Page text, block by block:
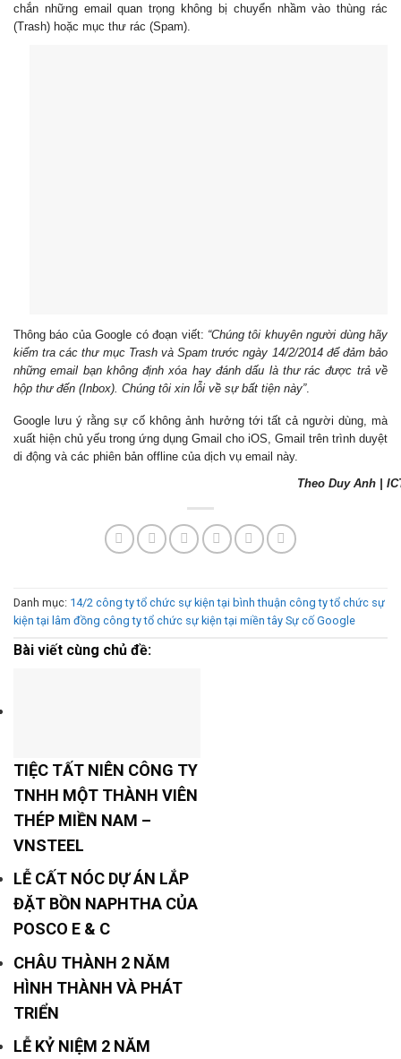
chắn những email quan trọng không bị chuyển nhầm vào thùng rác
(Trash) hoặc mục thư rác (Spam).
Thông báo của Google có đoạn viết: “Chúng tôi khuyên người dùng hãy
kiểm tra các thư mục Trash và Spam trước ngày 14/2/2014 để đảm bảo
những email bạn không định xóa hay đánh dấu là thư rác được trả về
hộp thư đến (Inbox). Chúng tôi xin lỗi về sự bất tiện này”.
Google lưu ý rằng sự cố không ảnh hưởng tới tất cả người dùng, mà
xuất hiện chủ yếu trong ứng dụng Gmail cho iOS, Gmail trên trình duyệt
di động và các phiên bản offline của dịch vụ email này.
Theo Duy Anh |
Danh mục: 14/2 công ty tổ chức sự kiện tại bình thuận công ty tổ chức sự
kiện tại lâm đồng công ty tổ chức sự kiện tại miền tây Sự cố Google
Bài viết cùng chủ đề:
TIỆC TẤT NIÊN CÔNG TY
TNHH MỘT THÀNH VIÊN
THÉP MIỀN NAM –
VNSTEEL
LỄ CẤT NÓC DỰ ÁN LẮP
ĐẶT BỒN NAPHTHA CỦA
POSCO E & C
CHÂU THÀNH 2 NĂM
HÌNH THÀNH VÀ PHÁT
TRIỂN
LỄ KỶ NIỆM 2 NĂM